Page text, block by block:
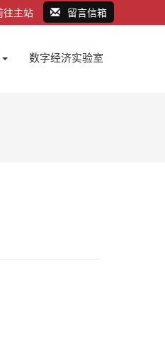
往主站 留言信箱
数字经济实验室